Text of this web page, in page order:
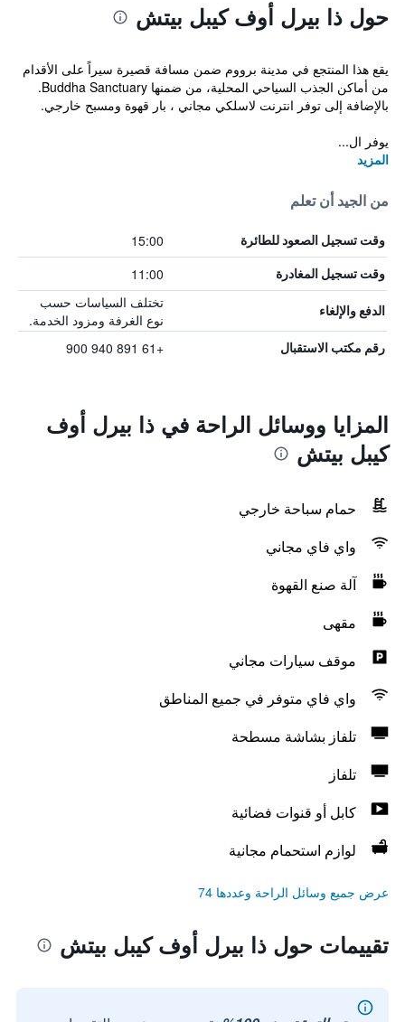
حول ذا بيرل أوف كيبل بيتش
يقع هذا المنتجع في مدينة برووم ضمن مسافة قصيرة سيراً على الأقدام
من أماكن الجذب السياحي المحلية، من ضمنها Buddha Sanctuary.
بالإضافة إلى توفر انترنت لاسلكي مجاني ، بار قهوة ومسبح خارجي.
يوفر ال...
المزيد
من الجيد أن تعلم
وقت تسجيل الصعود للطائرة 15:00
وقت تسجيل المغادرة 11:00
الدفع والإلغاء
تختلف السياسات حسب
نوع الغرفة ومزود الخدمة.
رقم مكتب الاستقبال +61 891 940 900
المزايا ووسائل الراحة في ذا بيرل أوف
كيبل بيتش
حمام سباحة خارجي
واي فاي مجاني
آلة صنع القهوة
مقهى
موقف سيارات مجاني
واي فاي متوفر في جميع المناطق
تلفاز بشاشة مسطحة
تلفاز
كابل أو قنوات فضائية
لوازم استحمام مجانية
عرض جميع وسائل الراحة وعددها 74
تقييمات حول ذا بيرل أوف كيبل بيتش